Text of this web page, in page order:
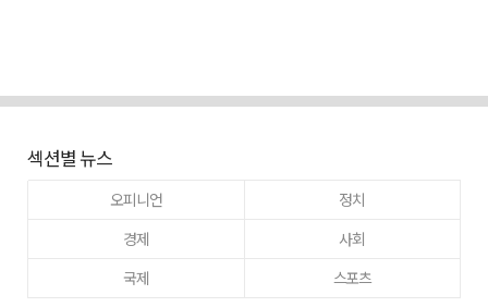
섹션별 뉴스
오피니언
정치
경제
사회
국제
스포츠